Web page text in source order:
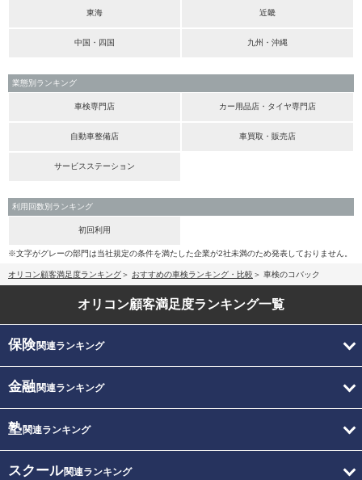
東海 近畿
中国・四国 九州・沖縄
業態別ランキング
車検専門店 カー用品店・タイヤ専門店
自動車整備店 車買取・販売店
サービスステーション
利用回数別ランキング
初回利用
※文字がグレーの部門は当社規定の条件を満たした企業が2社未満のため発表しておりません。
オリコン顧客満足度ランキング おすすめの車検ランキング・比較 車検のコバック
オリコン顧客満足度ランキング一覧
保険関連ランキング
金融関連ランキング
塾関連ランキング
スクール関連ランキング